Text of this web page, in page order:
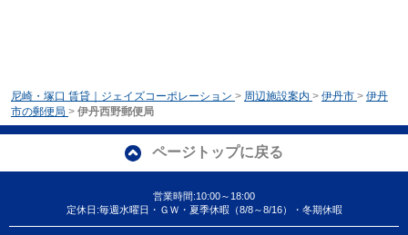
尼崎・塚口 賃貸｜ジェイズコーポレーション > 周辺施設案内 > 伊丹市 > 伊丹
市の郵便局 > 伊丹西野郵便局
ページトップに戻る
営業時間:10:00～18:00
定休日:毎週水曜日・ＧＷ・夏季休暇（8/8～8/16）・冬期休暇